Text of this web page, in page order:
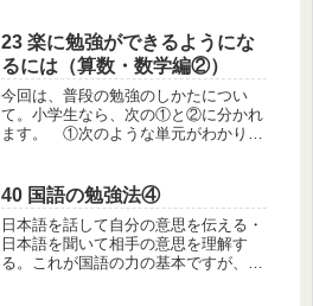
「イヌ」「たまご」「魚」「女の子」
「家」「氷」「跳ぶ」「蹴る」「足」
「...
23 楽に勉強ができるようにな
るには（算数・数学編②）
今回は、普段の勉強のしかたについ
て。小学生なら、次の①と②に分かれ
ます。 ①次のような単元がわかりに
算、割合・百分率など ６年の分
数の計算・比など 教科書と教科書
に合わ...
40 国語の勉強法④
日本語を話して自分の意思を伝える・
日本語を聞いて相手の意思を理解す
る。これが国語の力の基本ですが、こ